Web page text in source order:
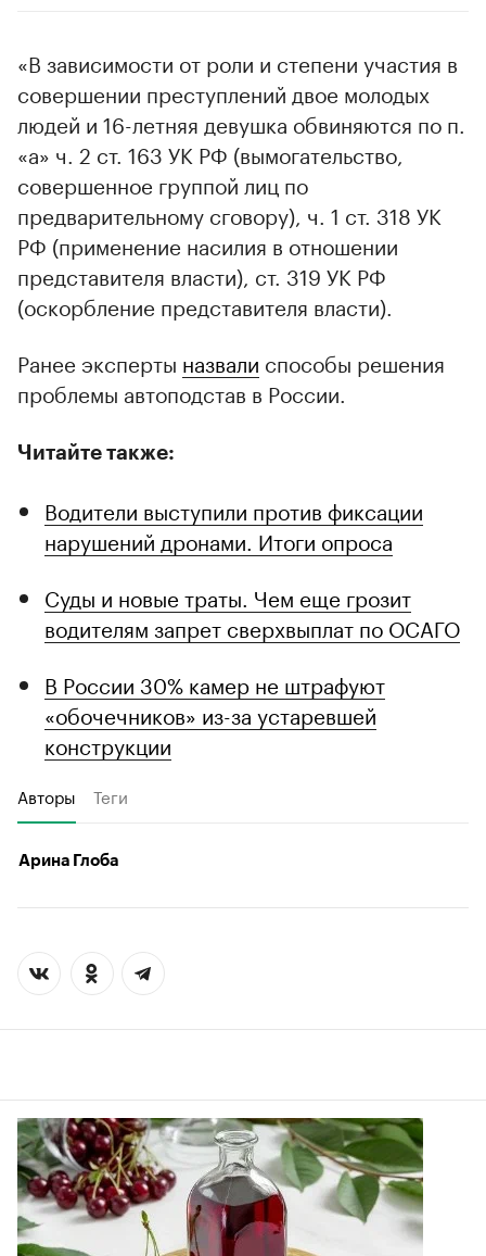
«В зависимости от роли и степени участия в
совершении преступлений двое молодых
людей и 16-летняя девушка обвиняются по п.
«а» ч. 2 ст. 163 УК РФ (вымогательство,
совершенное группой лиц по
предварительному сговору), ч. 1 ст. 318 УК
РФ (применение насилия в отношении
представителя власти), ст. 319 УК РФ
(оскорбление представителя власти).
Ранее эксперты назвали способы решения
проблемы автоподстав в России.
Читайте также:
Водители выступили против фиксации
нарушений дронами. Итоги опроса
Суды и новые траты. Чем еще грозит
водителям запрет сверхвыплат по ОСАГО
В России 30% камер не штрафуют
«обочечников» из-за устаревшей
конструкции
Авторы Теги
Арина Глоба